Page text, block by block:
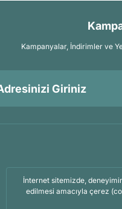
Kampanyalar, İndirimler ve
İnternet sitemizde,
edilmesi amacıyla çerez